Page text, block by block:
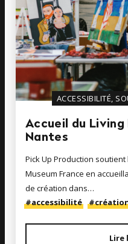
ACCESSIBILITÉ,
Accueil du Living
Nantes
Pick Up Production
Museum France en
de création dans…
#accessibilité
Lire